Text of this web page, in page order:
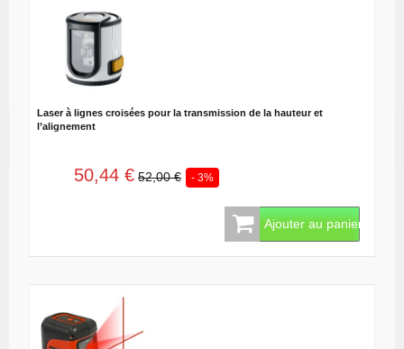
Laser à lignes croisées pour la transmission de la hauteur et
l’alignement
50,44 € 52,00 € - 3%
Ajouter au panier